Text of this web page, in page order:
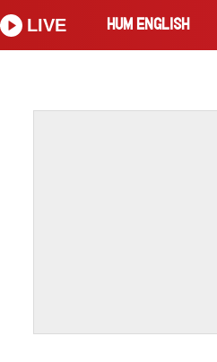
HUM ENGLISH
LIVE